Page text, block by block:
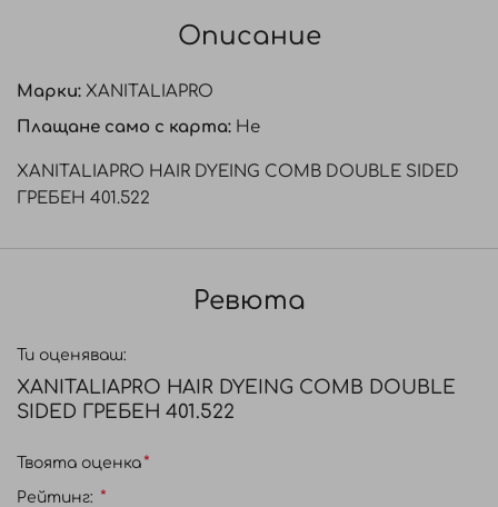
Описание
Марки: XANITALIAPRO
Плащане само с карта: Не
XANITALIAPRO HAIR DYEING COMB DOUBLE SIDED
ГРЕБЕН 401.522
Ревюта
Ти оценяваш:
XANITALIAPRO HAIR DYEING COMB DOUBLE
SIDED ГРЕБЕН 401.522
Твоята оценка
Рейтинг: